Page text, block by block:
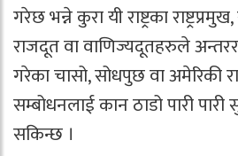
गरेछ भन्ने कुरा यी राष्ट्रका
राजदूत वा वाणिज्यदूतहरुले
गरेका चासो, सोधपुछ वा अमेरिकी
सम्बोधनलाई कान ठाडो पारी
सकिन्छ ।